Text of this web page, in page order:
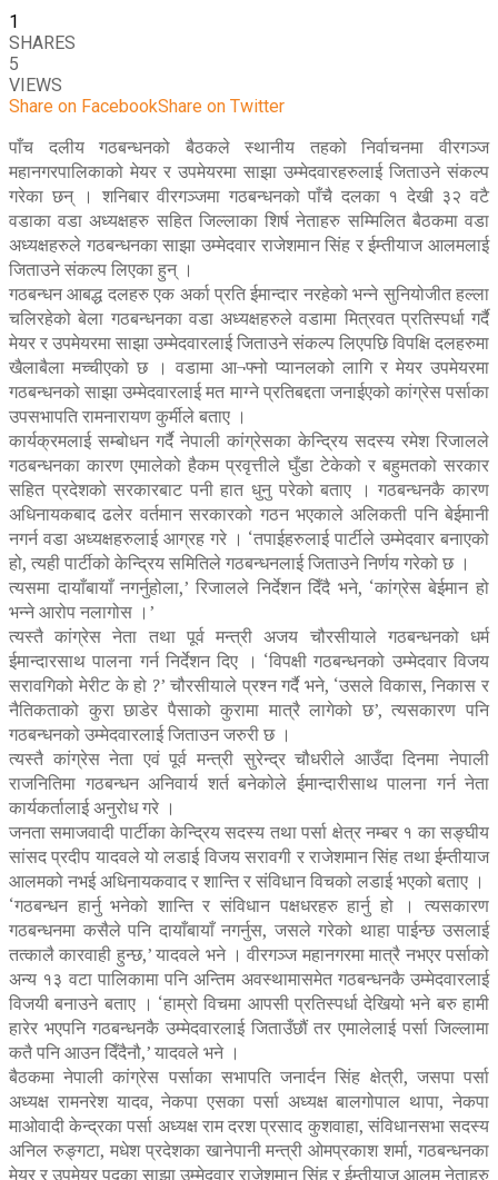
1
SHARES
5
VIEWS
Share on FacebookShare on Twitter
पाँच दलीय गठबन्धनको बैठकले स्थानीय तहको निर्वाचनमा वीरगञ्ज
महानगरपालिकाको मेयर र उपमेयरमा साझा उम्मेदवारहरुलाई जिताउने संकल्प
गरेका छन् । शनिबार वीरगञ्जमा गठबन्धनको पाँचै दलका १ देखी ३२ वटै
वडाका वडा अध्यक्षहरु सहित जिल्लाका शिर्ष नेताहरु सम्मिलित बैठकमा वडा
अध्यक्षहरुले गठबन्धनका साझा उम्मेदवार राजेशमान सिंह र ईम्तीयाज आलमलाई
जिताउने संकल्प लिएका हुन् ।
गठबन्धन आबद्ध दलहरु एक अर्का प्रति ईमान्दार नरहेको भन्ने सुनियोजीत हल्ला
चलिरहेको बेला गठबन्धनका वडा अध्यक्षहरुले वडामा मित्रवत प्रतिस्पर्धा गर्दै
मेयर र उपमेयरमा साझा उम्मेदवारलाई जिताउने संकल्प लिएपछि विपक्षि दलहरुमा
खैलाबैला मच्चीएको छ । वडामा आ¬फ्नो प्यानलको लागि र मेयर उपमेयरमा
गठबन्धनको साझा उम्मेदवारलाई मत माग्ने प्रतिबद्दता जनाईएको कांग्रेस पर्साका
उपसभापति रामनारायण कुर्मीले बताए ।
कार्यक्रमलाई सम्बोधन गर्दै नेपाली कांग्रेसका केन्द्रिय सदस्य रमेश रिजालले
गठबन्धनका कारण एमालेको हैकम प्रवृत्तीले घुँडा टेकेको र बहुमतको सरकार
सहित प्रदेशको सरकारबाट पनी हात धुनु परेको बताए । गठबन्धनकै कारण
अधिनायकबाद ढलेर वर्तमान सरकारको गठन भएकाले अलिकती पनि बेईमानी
नगर्न वडा अध्यक्षहरुलाई आग्रह गरे । ‘तपाईहरुलाई पार्टीले उम्मेदवार बनाएको
हो, त्यही पार्टीको केन्द्रिय समितिले गठबन्धनलाई जिताउने निर्णय गरेको छ ।
त्यसमा दायाँबायाँ नगर्नुहोला,’ रिजालले निर्देशन दिँदै भने, ‘कांग्रेस बेईमान हो
भन्ने आरोप नलागोस ।’
त्यस्तै कांग्रेस नेता तथा पूर्व मन्त्री अजय चौरसीयाले गठबन्धनको धर्म
ईमान्दारसाथ पालना गर्न निर्देशन दिए । ‘विपक्षी गठबन्धनको उम्मेदवार विजय
सरावगिको मेरीट के हो ?’ चौरसीयाले प्रश्न गर्दै भने, ‘उसले विकास, निकास र
नैतिकताको कुरा छाडेर पैसाको कुरामा मात्रै लागेको छ’, त्यसकारण पनि
गठबन्धनको उम्मेदवारलाई जिताउन जरुरी छ ।
त्यस्तै कांग्रेस नेता एवं पूर्व मन्त्री सुरेन्द्र चौधरीले आउँदा दिनमा नेपाली
राजनितिमा गठबन्धन अनिवार्य शर्त बनेकोले ईमान्दारीसाथ पालना गर्न नेता
कार्यकर्तालाई अनुरोध गरे ।
जनता समाजवादी पार्टीका केन्द्रिय सदस्य तथा पर्सा क्षेत्र नम्बर १ का सङ्घीय
सांसद प्रदीप यादवले यो लडाई विजय सरावगी र राजेशमान सिंह तथा ईम्तीयाज
आलमको नभई अधिनायकवाद र शान्ति र संविधान विचको लडाई भएको बताए ।
‘गठबन्धन हार्नु भनेको शान्ति र संविधान पक्षधरहरु हार्नु हो । त्यसकारण
गठबन्धनमा कसैले पनि दायाँबायाँ नगर्नुस, जसले गरेको थाहा पाईन्छ उसलाई
तत्कालै कारवाही हुन्छ,’ यादवले भने । वीरगञ्ज महानगरमा मात्रै नभएर पर्साको
अन्य १३ वटा पालिकामा पनि अन्तिम अवस्थामासमेत गठबन्धनकै उम्मेदवारलाई
विजयी बनाउने बताए । ‘हाम्रो विचमा आपसी प्रतिस्पर्धा देखियो भने बरु हामी
हारेर भएपनि गठबन्धनकै उम्मेदवारलाई जिताउँछौं तर एमालेलाई पर्सा जिल्लामा
कतै पनि आउन दिँदैनौ,’ यादवले भने ।
बैठकमा नेपाली कांग्रेस पर्साका सभापति जनार्दन सिंह क्षेत्री, जसपा पर्सा
अध्यक्ष रामनरेश यादव, नेकपा एसका पर्सा अध्यक्ष बालगोपाल थापा, नेकपा
माओवादी केन्द्रका पर्सा अध्यक्ष राम दरश प्रसाद कुशवाहा, संविधानसभा सदस्य
अनिल रुङ्गटा, मधेश प्रदेशका खानेपानी मन्त्री ओमप्रकाश शर्मा, गठबन्धनका
मेयर र उपमेयर पदका साझा उम्मेदवार राजेशमान सिंह र ईम्तीयाज आलम नेताहरु